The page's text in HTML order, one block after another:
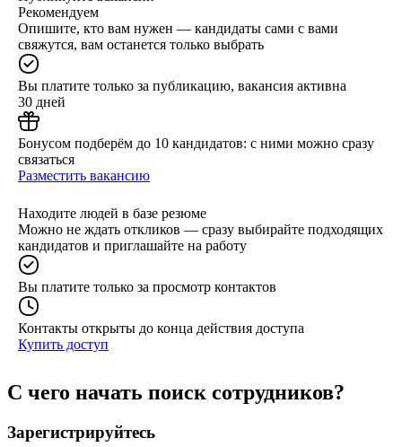
Рекомендуем
Опишите, кто вам нужен — кандидаты сами с вами
свяжутся, вам останется только выбрать
Вы платите только за публикацию, вакансия активна
30 дней
Бонусом подберём до 10 кандидатов: с ними можно сразу
связаться
Разместить вакансию
Находите людей в базе резюме
Можно не ждать откликов — сразу выбирайте подходящих
кандидатов и приглашайте на работу
Вы платите только за просмотр контактов
Контакты открыты до конца действия доступа
Купить доступ
С чего начать поиск сотрудников?
Зарегистрируйтесь